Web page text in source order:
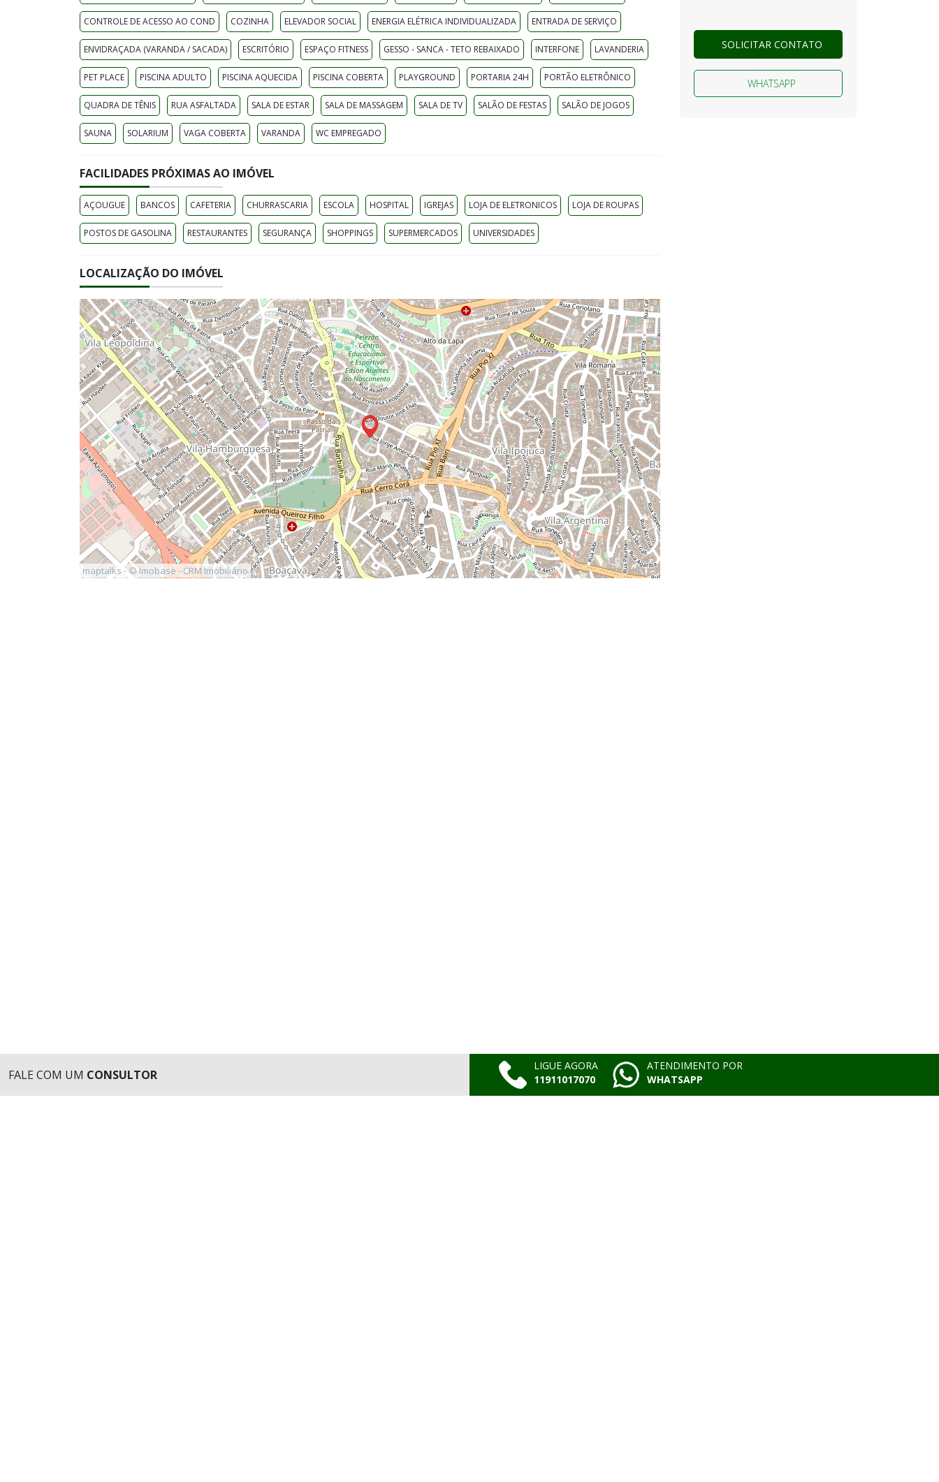
CONTROLE DE ACESSO AO COND COZINHA ELEVADOR SOCIAL ENERGIA ELÉTRICA INDIVIDUALIZADA ENTRADA DE SERVIÇO
ENVIDRAÇADA (VARANDA / SACADA) ESCRITÓRIO ESPAÇO FITNESS GESSO - SANCA - TETO REBAIXADO INTERFONE LAVANDERIA
PET PLACE PISCINA ADULTO PISCINA AQUECIDA PISCINA COBERTA PLAYGROUND PORTARIA 24H PORTÃO ELETRÔNICO
QUADRA DE TÊNIS RUA ASFALTADA SALA DE ESTAR SALA DE MASSAGEM SALA DE TV SALÃO DE FESTAS SALÃO DE JOGOS
SAUNA SOLARIUM VAGA COBERTA VARANDA WC EMPREGADO
FACILIDADES PRÓXIMAS AO IMÓVEL
AÇOUGUE BANCOS CAFETERIA CHURRASCARIA ESCOLA HOSPITAL IGREJAS LOJA DE ELETRONICOS LOJA DE ROUPAS
POSTOS DE GASOLINA RESTAURANTES SEGURANÇA SHOPPINGS SUPERMERCADOS UNIVERSIDADES
LOCALIZAÇÃO DO IMÓVEL
maptalks - ©Imobase - CRM Imobiliário
SOLICITAR CONTATO
WHATSAPP
FALE COM UM CONSULTOR
LIGUE AGORA
11911017070
ATENDIMENTO POR
WHATSAPP